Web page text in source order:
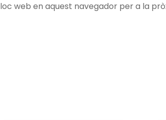
web en aquest navegador per a la